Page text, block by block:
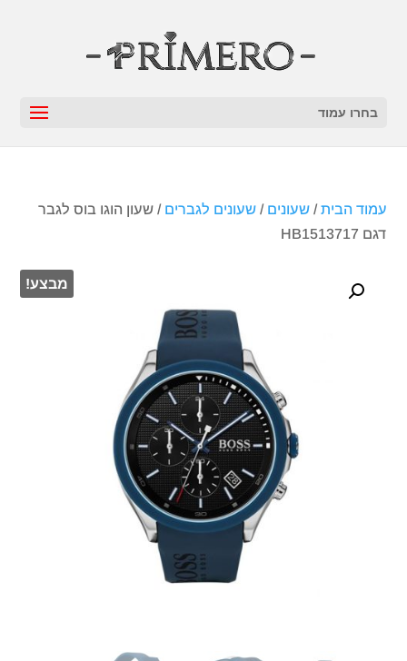
בחרו עמוד
עמוד הבית/שעונים /שעונים לגברים / שעון הוגו בוס לגבר
דגם HB1513717
מבצע!